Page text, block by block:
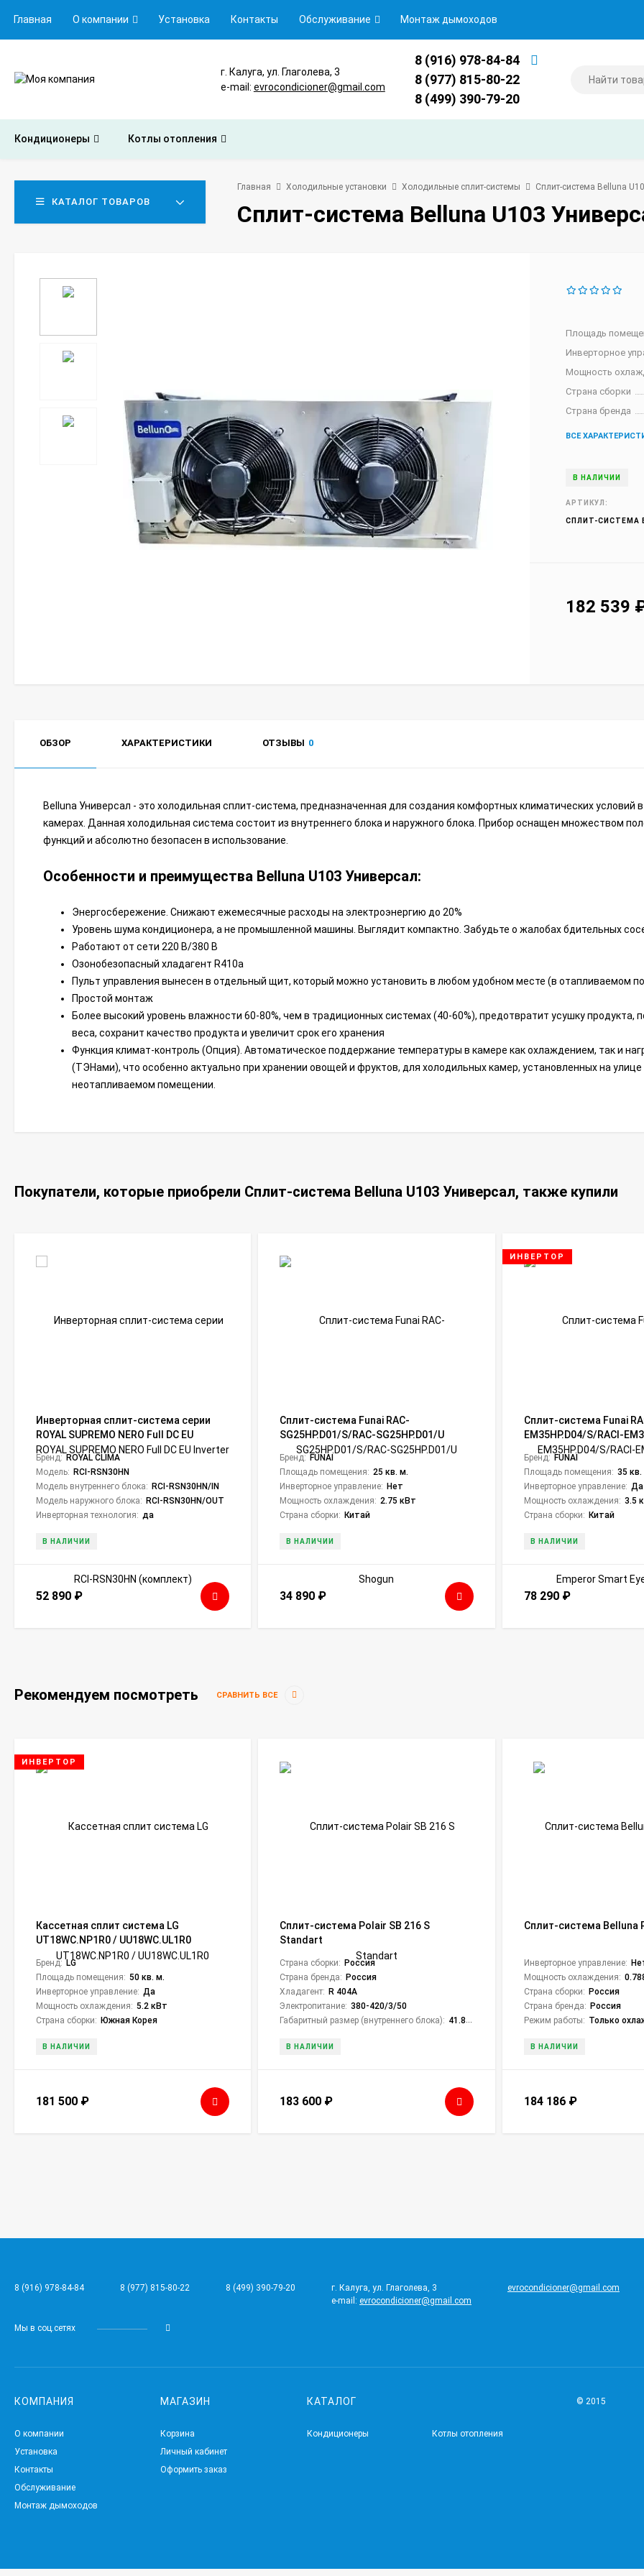
Главная О компании Установка Контакты Обслуживание Монтаж дымоходов
г. Калуга, ул. Глаголева, 3
e-mail: evrocondicioner@gmail.com
8 (916) 978-84-84
8 (977) 815-80-22
8 (499) 390-79-20
Кондиционеры Котлы отопления
КАТАЛОГ ТОВАРОВ
Главная Холодильные установки Холодильные сплит-системы Сплит-система Belluna
Сплит-система Belluna U103
Площадь
Инверторное
Мощность
Страна сборки
Страна бренда
ВСЕ
В НАЛИЧИИ
АРТИКУЛ:
СПЛИТ-СИСТЕМА
182 539
ОБЗОР ХАРАКТЕРИСТИКИ ОТЗЫВЫ 0
Belluna Универсал - это холодильная сплит-система, предназначенная для создания комфортных климатических условий
камерах. Данная холодильная система состоит из внутреннего блока и наружного блока. Прибор оснащен множеством
функций и абсолютно безопасен в использование.
Особенности и преимущества Belluna U103 Универсал:
Энергосбережение. Снижают ежемесячные расходы на электроэнергию до 20%
Уровень шума кондиционера, а не промышленной машины. Выглядит компактно. Забудьте о жалобах бдительных
Работают от сети 220 В/380 В
Озонобезопасный хладагент R410a
Пульт управления вынесен в отдельный щит, который можно установить в любом удобном месте (в отапливаемом
Простой монтаж
Более высокий уровень влажности 60-80%, чем в традиционных системах (40-60%), предотвратит усушку продукта,
веса, сохранит качество продукта и увеличит срок его хранения
Функция климат-контроль (Опция). Автоматическое поддержание температуры в камере как охлаждением, так и
(ТЭНами), что особенно актуально при хранении овощей и фруктов, для холодильных камер, установленных на улице
неотапливаемом помещении.
Покупатели, которые приобрели Сплит-система Belluna U103 Универсал, также купили
Инверторная сплит-система серии
ROYAL SUPREMO NERO Full DC EU
Inverter RCI-RSN30HN (комплект)
Бренд: ROYAL CLIMA
Модель: RCI-RSN30HN
Модель внутреннего блока: RCI-RSN30HN/IN
Модель наружного блока: RCI-RSN30HN/OUT
Инверторная технология: да
В НАЛИЧИИ
52 890 ₽
Сплит-система Funai RAC-
SG25HP.D01/S/RAC-SG25HP.D01/U
Shogun
Бренд: FUNAI
Площадь помещения: 25 кв. м.
Инверторное управление: Нет
Мощность охлаждения: 2.75 кВт
Страна сборки: Китай
В НАЛИЧИИ
34 890 ₽
ИНВЕРТОР
Сплит-система Funai
EM35HP.D04/S/RACI-
Emperor Smart Eye
Бренд: FUNAI
Площадь помещения: 35 кв.
Инверторное управление: Да
Мощность охлаждения: 3.5
Страна сборки: Китай
В НАЛИЧИИ
78 290 ₽
Рекомендуем посмотреть СРАВНИТЬ ВСЕ
ИНВЕРТОР
Кассетная сплит система LG
UT18WC.NP1R0 / UU18WC.UL1R0
Бренд: LG
Площадь помещения: 50 кв. м.
Инверторное управление: Да
Мощность охлаждения: 5.2 кВт
Страна сборки: Южная Корея
В НАЛИЧИИ
181 500 ₽
Сплит-система Polair SB 216 S
Standart
Страна сборки: Россия
Страна бренда: Россия
Хладагент: R 404A
Электропитание: 380-420/3/50
Габаритный размер (внутреннего блока): 41.8 × 70.8 × 28 см
В НАЛИЧИИ
183 600 ₽
Сплит-система Belluna
Инверторное управление:
Мощность охлаждения:
Страна сборки: Россия
Страна бренда: Россия
Режим работы: Только
В НАЛИЧИИ
184 186 ₽
8 (916) 978-84-84 8 (977) 815-80-22 8 (499) 390-79-20
г. Калуга, ул. Глаголева, 3
e-mail: evrocondicioner@gmail.com
evrocondicioner@gmail.com
Мы в соц.сетях
КОМПАНИЯ
О компании
Установка
Контакты
Обслуживание
Монтаж дымоходов
МАГАЗИН
Корзина
Личный кабинет
Оформить заказ
КАТАЛОГ
Кондиционеры Котлы отопления
© 2015